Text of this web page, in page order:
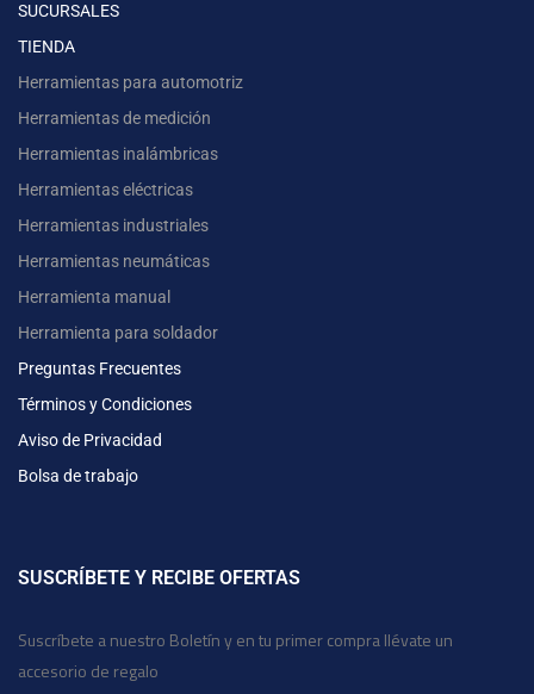
SUCURSALES
TIENDA
Herramientas para automotriz
Herramientas de medición
Herramientas inalámbricas
Herramientas eléctricas
Herramientas industriales
Herramientas neumáticas
Herramienta manual
Herramienta para soldador
Preguntas Frecuentes
Términos y Condiciones
Aviso de Privacidad
Bolsa de trabajo
SUSCRÍBETE Y RECIBE OFERTAS
Suscríbete a nuestro Boletín y en tu primer compra llévate un
accesorio de regalo